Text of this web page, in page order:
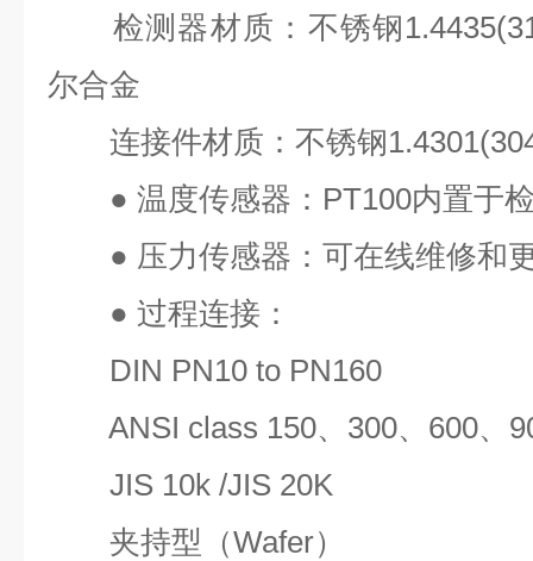
检测器材质：不锈钢
尔合金
连接件材质：不锈钢
● 温度传感器： PT100内置于
● 压力传感器：可在线维修和
● 过程连接：
DIN PN10 to PN160
ANSI class 150、 300、 600、
JIS 10k /JIS 20K
夹持型（Wafer）